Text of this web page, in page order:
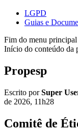
LGPD
Guias e
Fim do menu principal
Início do conteúdo da
Propesp
Escrito porSuper
de 2026, 11h28
Comitê de